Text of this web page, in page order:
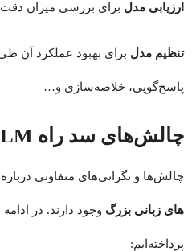
ارزیابی مدل برای بررسی میزان
تنظیم مدل برای بهبود عملکرد آن
پاسخ‌گویی، خلاصه‌سازی و…
چالش‌های سد راه LLM چیست؟
چالش‌ها و نگرانی‌های متفاوتی
های زبانی بزرگ وجود دارند. در
پرداخته‌ایم: